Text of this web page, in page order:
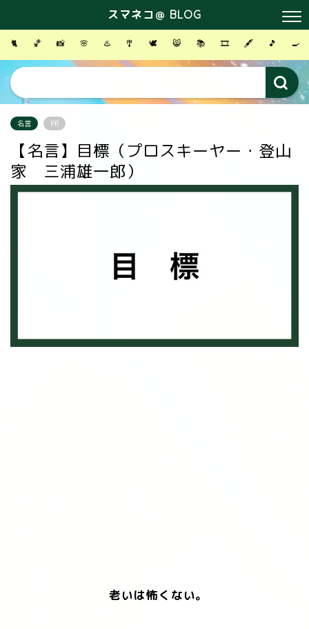
スマネコ＠ BLOG
🐈 🏀 📸 🌸 ♨️ 🎐 🕊 😸 📚 🎞 🖋 🎵 🍳
名言 PR
【名言】目標（プロスキーヤー・登山
家 三浦雄一郎）
老いは怖くない。